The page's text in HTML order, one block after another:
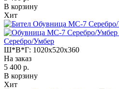
В корзину
Хит
Серебро/Умбер
Ш*В*Г: 1020x520x360
На заказ
5 400 р.
В корзину
Хит